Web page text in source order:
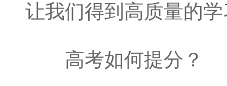
让我们得到高质量的
高考如何提分？